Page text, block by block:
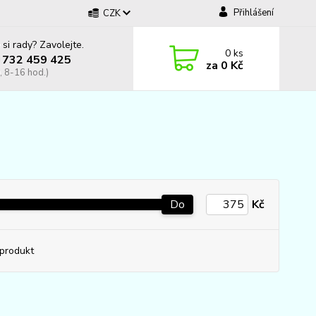
CZK Přihlášení
rady? Zavolejte.
459 425
8-16 hod.)
0ks
za 0 Kč
Do Kč